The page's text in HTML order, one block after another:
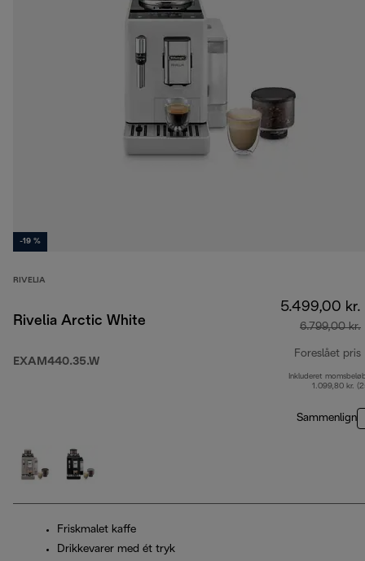
-19 %
RIVELIA
Rivelia Arctic White
EXAM440.35.W
5.499,00 kr.
6.799,00 kr.
Foreslået pris
Inkluderet
1.099,80 kr.
Sammenlign
Friskmalet kaffe
Drikkevarer med ét tryk